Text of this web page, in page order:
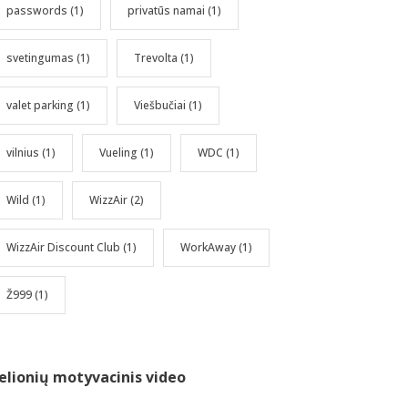
passwords (1) privatūs namai (1)
svetingumas (1) Trevolta (1)
valet parking (1) Viešbučiai (1)
vilnius (1) Vueling (1) WDC (1)
Wild (1) WizzAir(2)
WizzAir Discount Club (1) WorkAway(1)
Ž999(1)
motyvacinis video